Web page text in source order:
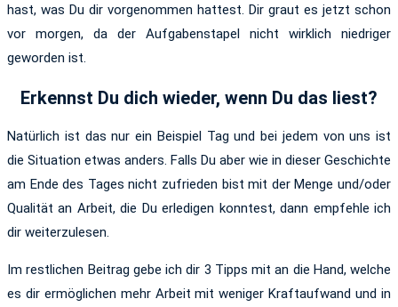
hast, was Du dir vorgenommen hattest. Dir graut es jetzt schon
vor morgen, da der Aufgabenstapel nicht wirklich niedriger
geworden ist.
Erkennst Du dich wieder, wenn Du das liest?
Natürlich ist das nur ein Beispiel Tag und bei jedem von uns ist
die Situation etwas anders. Falls Du aber wie in dieser Geschichte
am Ende des Tages nicht zufrieden bist mit der Menge und/oder
Qualität an Arbeit, die Du erledigen konntest, dann empfehle ich
dir weiterzulesen.
Im restlichen Beitrag gebe ich dir 3 Tipps mit an die Hand, welche
es dir ermöglichen mehr Arbeit mit weniger Kraftaufwand und in